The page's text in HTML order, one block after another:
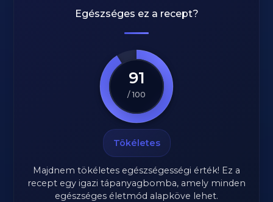
Egészséges ez a recept?
91
/ 100
Tökéletes
Majdnem tökéletes egészségességi érték! Ez a
recept egy igazi tápanyagbomba, amely minden
egészséges életmód alapköve lehet.